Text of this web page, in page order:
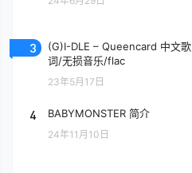
3
(G)I-DLE – Queencard 中文歌
词/无损音乐/flac
23年5月17日
4 BABYMONSTER 简介
24年11月10日